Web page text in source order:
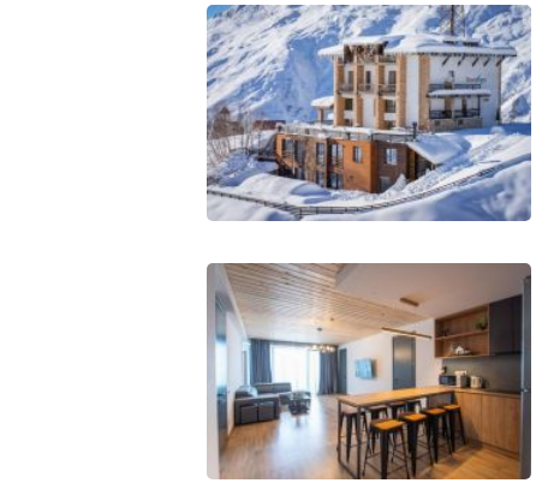
Гудаури
INFO
ПРОЖИВАНИЕ
Горячие предложения
Долгосрочная аренда